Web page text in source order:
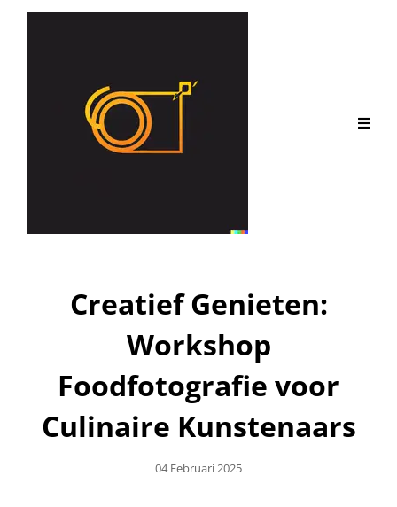
Creatief Genieten:
Workshop
Foodfotografie voor
Culinaire Kunstenaars
Geplaatst
04 Februari 2025